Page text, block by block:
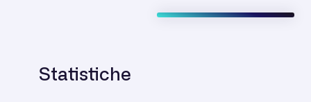
Statistiche